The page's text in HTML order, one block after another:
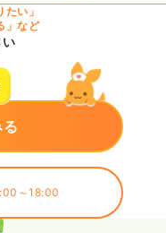
たい」
」など
～18:00